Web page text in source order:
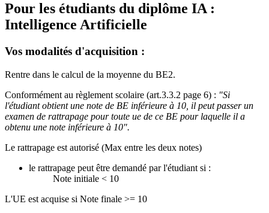
Pour les étudiants du diplôme IA :
Intelligence Artificielle
Vos modalités d'acquisition :
Rentre dans le calcul de la moyenne du BE2.
Conformément au règlement scolaire (art.3.3.2 page 6) : "Si
l'étudiant obtient une note de BE inférieure à 10, il peut passer un
examen de rattrapage pour toute ue de ce BE pour laquelle il a
obtenu une note inférieure à 10".
Le rattrapage est autorisé (Max entre les deux notes)
le rattrapage peut être demandé par l'étudiant si :
Note initiale < 10
L'UE est acquise si Note finale >= 10